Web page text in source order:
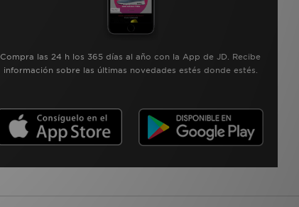
Compra las 24 h los 365 días al año con la App de JD. Recibe
información sobre las últimas novedades estés donde estés.